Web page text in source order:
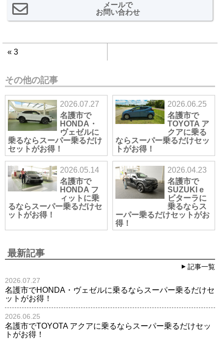
メールで
お問い合わせ
« 3
その他の記事
2026.07.27
名護市で
HONDA・
ヴェゼルに
乗るならスーパー乗るだけ
セットがお得！
2026.06.25
名護市で
TOYOTA ア
クアに乗る
ならスーパー乗るだけセッ
トがお得！
2026.05.14
名護市で
HONDA フ
ィットに乗
るならスーパー乗るだけセ
ットがお得！
2026.04.23
名護市で
SUZUKI e
ビターラに
乗るならス
ーパー乗るだけセットがお
得！
最新記事
記事一覧
2026.07.27
名護市でHONDA・ヴェゼルに乗るならスーパー乗るだけセ
ットがお得！
2026.06.25
名護市でTOYOTA アクアに乗るならスーパー乗るだけセッ
トがお得！